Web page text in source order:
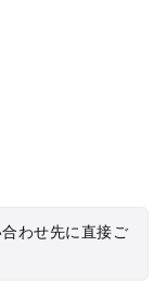
わせ先に直接ご